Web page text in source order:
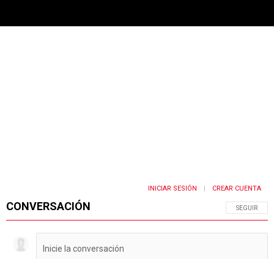
CONVERSACIÓN SIGA ESTA
SEGUIR
INICIAR SESIÓN CREAR CUENTA